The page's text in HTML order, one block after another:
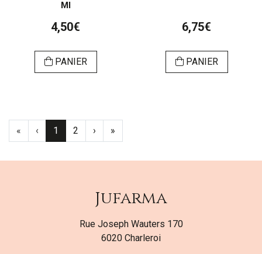
Ml
4,50€
PANIER
6,75€
PANIER
« ‹ 1 2 › »
Jufarma
Rue Joseph Wauters 170
6020 Charleroi